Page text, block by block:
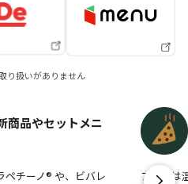
り扱いがありません
商品やセットメニ
ペチーノ® や、ビバレ
フードは